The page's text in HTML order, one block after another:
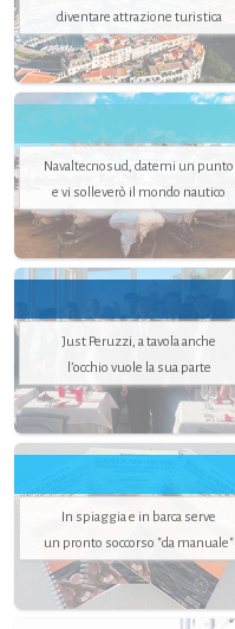
diventare attrazione turistica
Navaltecnosud, datemi un punto
e vi solleverò il mondo nautico
Just Peruzzi, a tavola anche
l’occhio vuole la sua parte
In spiaggia e in barca serve
un pronto soccorso "da manuale"